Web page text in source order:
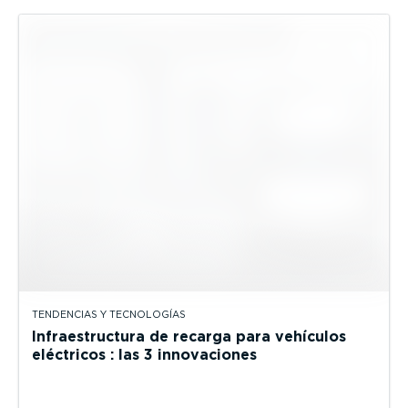
TENDENCIAS Y TECNOLOGÍAS
Infraestructura de recarga para vehículos
eléctricos : las 3 innovaciones